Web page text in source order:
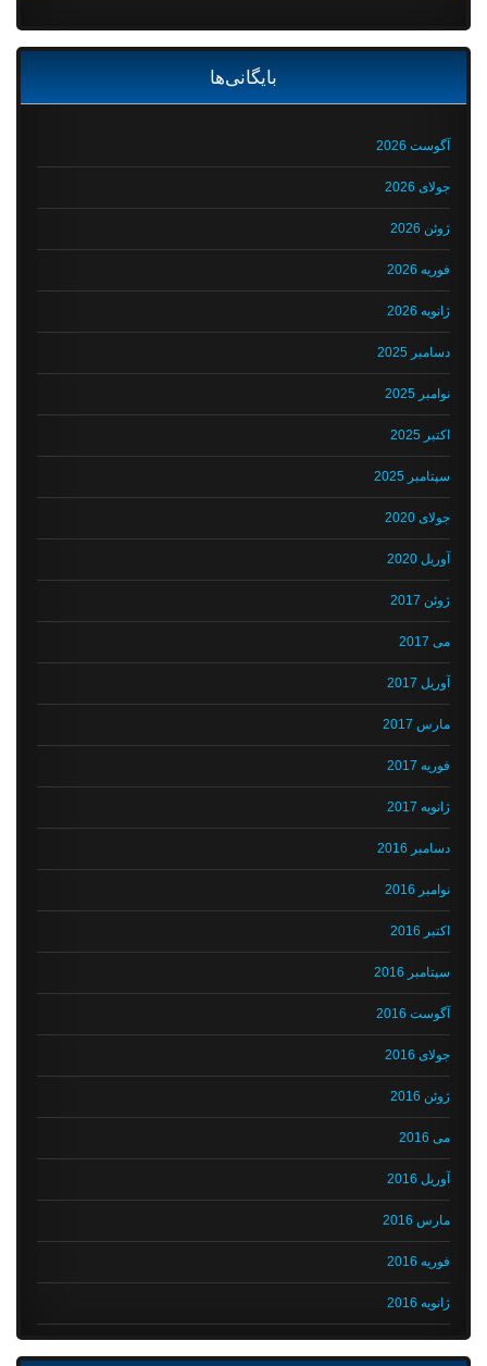
بایگانی‌ها
آگوست 2026
جولای 2026
ژوئن 2026
فوریه 2026
ژانویه 2026
دسامبر 2025
نوامبر 2025
اکتبر 2025
سپتامبر 2025
جولای 2020
آوریل 2020
ژوئن 2017
می 2017
آوریل 2017
مارس 2017
فوریه 2017
ژانویه 2017
دسامبر 2016
نوامبر 2016
اکتبر 2016
سپتامبر 2016
آگوست 2016
جولای 2016
ژوئن 2016
می 2016
آوریل 2016
مارس 2016
فوریه 2016
ژانویه 2016